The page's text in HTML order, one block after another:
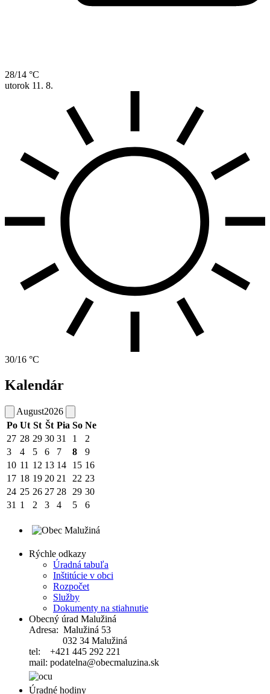
28/14 °C
utorok 11. 8.
30/16 °C
Kalendár
August2026
Po Ut St Št Pia So Ne
27 28 29 30 31 1
2
3
4 5 6 7 8
9
10 11 12 13 14 15 16
17 18 19 20 21 22 23
24 25 26 27 28 29 30
31 1 2 3 4 5 6
Rýchle odkazy
Úradná tabuľa
Inštitúcie v obci
Rozpočet
Služby
Dokumenty na stiahnutie
Obecný úrad Malužiná
Adresa: Malužiná 53
032 34 Malužiná
tel: +421 445 292 221
mail: podatelna@obecmaluzina.sk
Úradné hodiny